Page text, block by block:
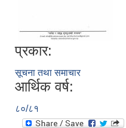
प्रकार:
सूचना तथा समाचार
आर्थिक वर्ष:
८०/८१